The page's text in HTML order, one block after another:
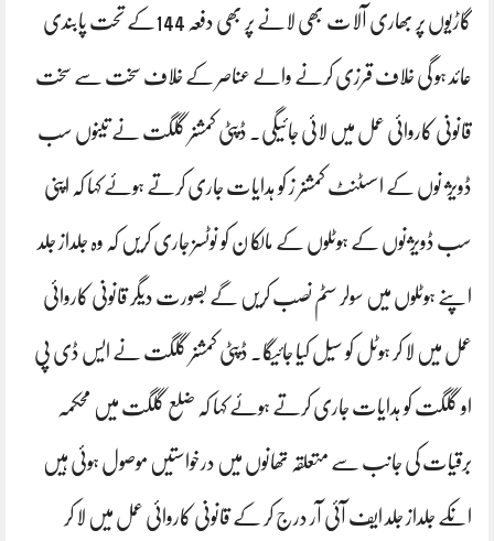
گاڑیوں پر بھاری آلات بھی لانے پر بھی دفعہ 144کے تحت پابندی
عائد ہو گی خلاف قرزی کرنے والے عناصر کے خلاف سخت سے سخت
قانونی کاروائی عمل میں لائی جائیگی۔ ڈپٹی کمشنر گلگت نے تینوں سب
ڈویژ نوں کے اسسٹنٹ کمشنر ز کو ہدایات جاری کرتے ہوئے کہا کہ اپنی
سب ڈویژنوں کے ہوٹلوں کے مالکا ن کو نوٹسز جاری کریں کہ وہ جلداز جلد
اپنے ہوٹلوں میں سولر سٹم نصب کریں گے بصورت دیگر قانونی کاروائی
عمل میں لا کر ہوٹل کو سیل کیا جائیگا۔ ڈپٹی کمشنر گلگت نے ایس ڈی پی
او گلگت کو ہدایات جاری کرتے ہوئے کہا کہ ضلع گلگت میں محکمہ
برقیات کی جانب سے متعلقہ تھانوں میں درخواستیں موصول ہوئی ہیں
انکے جلداز جلد ایف آئی آر درج کر کے قانونی کاروائی عمل میں لا کر